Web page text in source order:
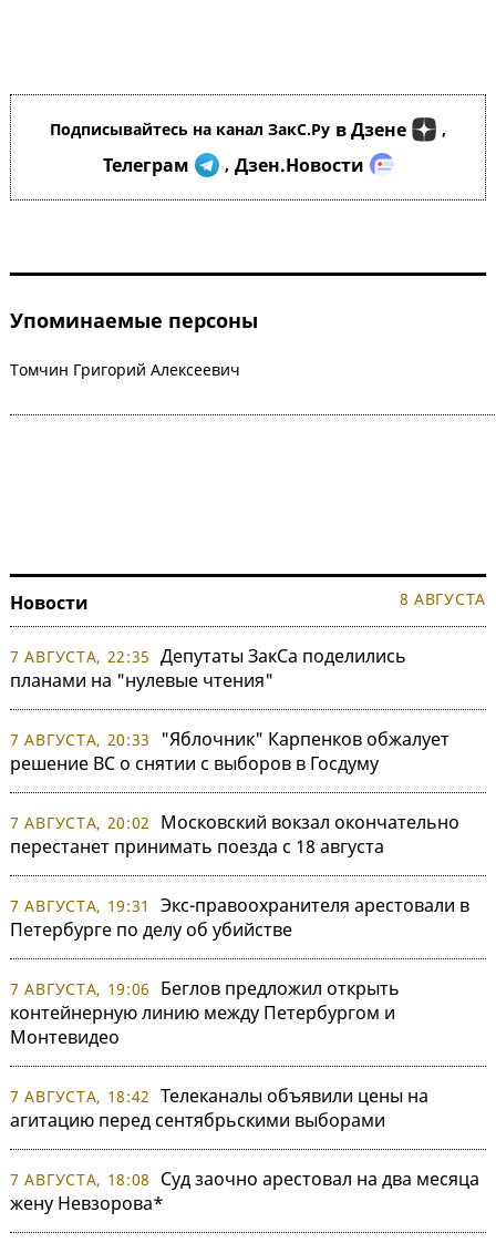
Подписывайтесь на канал ЗакС.Ру в Дзене ,
Телеграм , Дзен.Новости
Упоминаемые персоны
Томчин Григорий Алексеевич
Новости 8 АВГУСТА
7 АВГУСТА, 22:35 Депутаты ЗакСа поделились
планами на "нулевые чтения"
7 АВГУСТА, 20:33
"Яблочник" Карпенков обжалует
решение ВС о снятии с выборов в Госдуму
7 АВГУСТА, 20:02
Московский вокзал окончательно
перестанет принимать поезда с 18 августа
7 АВГУСТА, 19:31
Экс-правоохранителя арестовали в
Петербурге по делу об убийстве
7 АВГУСТА, 19:06
Беглов предложил открыть
контейнерную линию между Петербургом и
Монтевидео
7 АВГУСТА, 18:42 Телеканалы объявили цены на
агитацию перед сентябрьскими выборами
7 АВГУСТА, 18:08
Суд заочно арестовал на два месяца
жену Невзорова*